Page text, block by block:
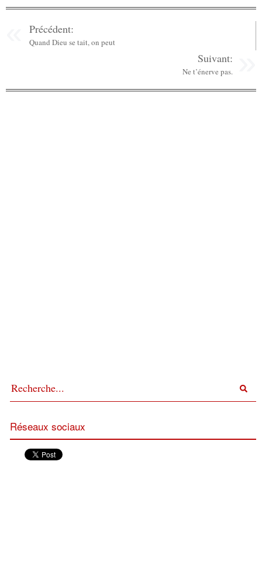
Précédent:
Quand Dieu se tait, on peut
Suivant:
Ne t’énerve pas.
Réseaux sociaux